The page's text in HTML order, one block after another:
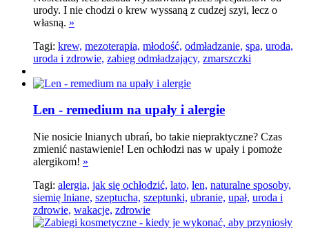
urody. I nie chodzi o krew wyssaną z cudzej szyi, lecz o
własną. »
Tagi: krew, mezoterapia, młodość, odmładzanie, spa, uroda,
uroda i zdrowie, zabieg odmładzający, zmarszczki
Len - remedium na upały i alergie
Nie nosicie lnianych ubrań, bo takie niepraktyczne? Czas
zmienić nastawienie! Len ochłodzi nas w upały i pomoże
alergikom! »
Tagi: alergia, jak się ochłodzić, lato, len, naturalne sposoby,
siemię lniane, szeptucha, szeptunki, ubranie, upał, uroda i
zdrowie, wakacje, zdrowie